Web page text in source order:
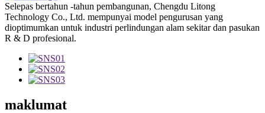
Selepas bertahun -tahun pembangunan, Chengdu Litong
Technology Co., Ltd. mempunyai model pengurusan yang
dioptimumkan untuk industri perlindungan alam sekitar dan pasukan
R & D profesional.
maklumat